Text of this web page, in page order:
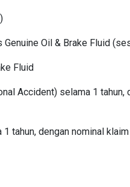
Oil & Brake Fluid
Fluid
Accident) selama 1 tahun,
tahun, dengan nominal